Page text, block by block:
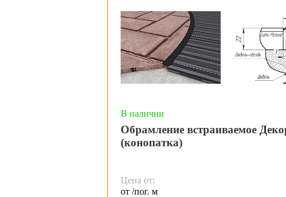
В наличии
Обрамление встраиваемое
(конопатка)
Цена от:
от /пог. м